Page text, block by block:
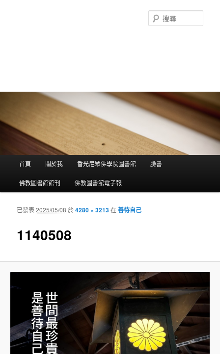
尋
跳到主內容
跳到第二內容
首頁 關於我 香光尼眾佛學院圖書館 臉書
佛教圖書館館刊 佛教圖書館電子報
1140508
已發表 2025/05/08 於4280 × 3213在善待自己